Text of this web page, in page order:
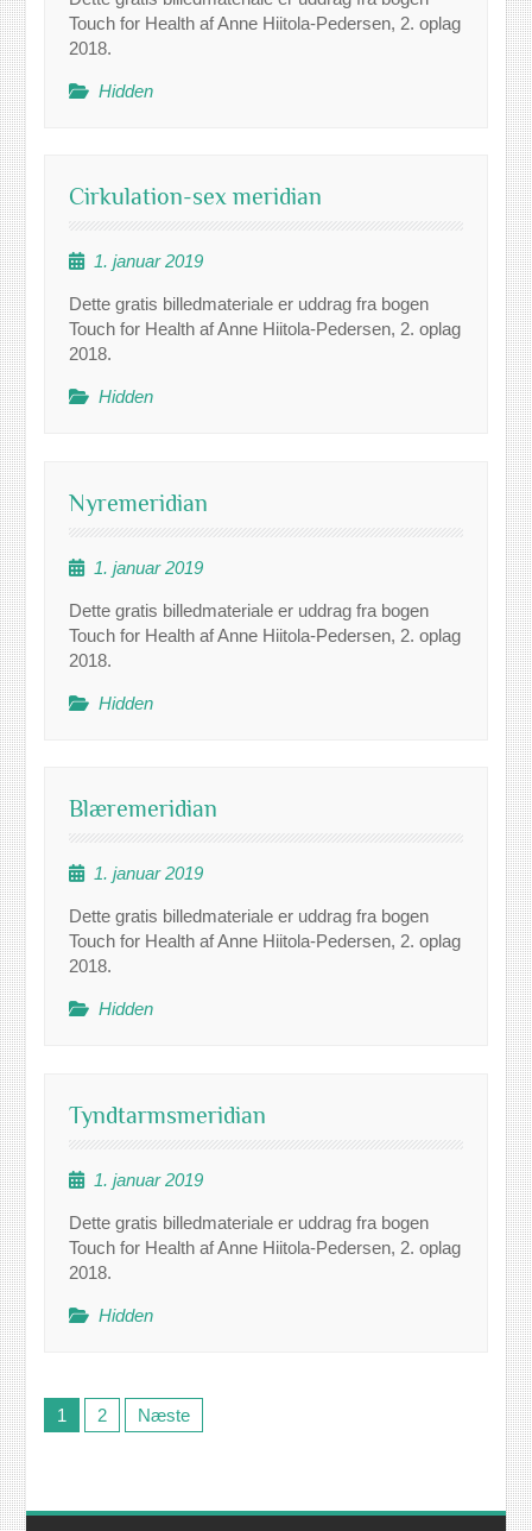
Touch for Health af Anne Hiitola-Pedersen, 2. oplag
2018.
Hidden
Cirkulation-sex meridian
1. januar 2019
Dette gratis billedmateriale er uddrag fra bogen
Touch for Health af Anne Hiitola-Pedersen, 2. oplag
2018.
Hidden
Nyremeridian
1. januar 2019
Dette gratis billedmateriale er uddrag fra bogen
Touch for Health af Anne Hiitola-Pedersen, 2. oplag
2018.
Hidden
Blæremeridian
1. januar 2019
Dette gratis billedmateriale er uddrag fra bogen
Touch for Health af Anne Hiitola-Pedersen, 2. oplag
2018.
Hidden
Tyndtarmsmeridian
1. januar 2019
Dette gratis billedmateriale er uddrag fra bogen
Touch for Health af Anne Hiitola-Pedersen, 2. oplag
2018.
Hidden
Posts
pagination
1 2 Næste